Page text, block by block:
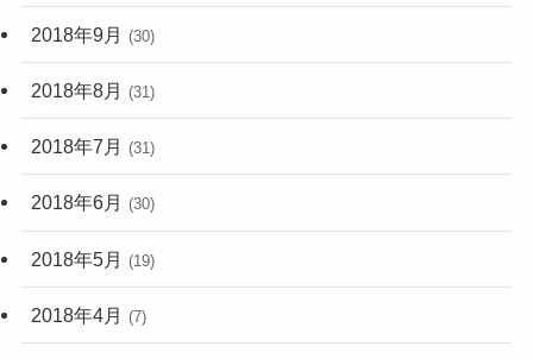
2018年9月 (30)
2018年8月 (31)
2018年7月 (31)
2018年6月 (30)
2018年5月 (19)
2018年4月 (7)